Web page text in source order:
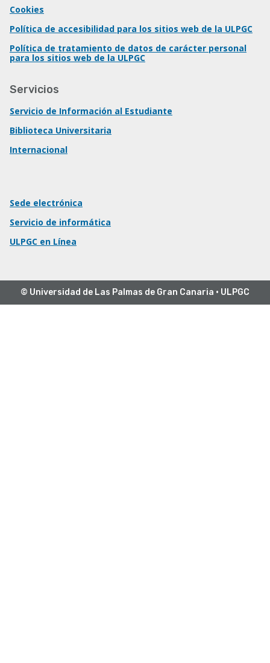
Cookies
Política de accesibilidad para los sitios web de la ULPGC
Política de tratamiento de datos de carácter personal
para los sitios web de la ULPGC
Servicios
Servicio de Información al Estudiante
Biblioteca Universitaria
Internacional
Sede electrónica
Servicio de informática
ULPGC en Línea
© Universidad de Las Palmas de Gran Canaria · ULPGC